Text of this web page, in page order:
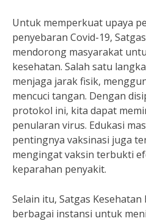
Untuk memperkuat upaya
penyebaran Covid-19,
mendorong masyarakat
kesehatan. Salah satu
menjaga jarak fisik,
mencuci tangan. Dengan
protokol ini, kita dapat
penularan virus. Edukasi
pentingnya vaksinasi juga
mengingat vaksin terbukti
keparahan penyakit.
Selain itu, Satgas
berbagai instansi untuk